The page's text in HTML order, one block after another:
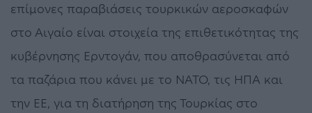
επίμονες παραβιάσεις τουρκικών αεροσκαφών
στο Αιγαίο είναι στοιχεία της επιθετικότητας της
κυβέρνησης Ερντογάν, που αποθρασύνεται από
τα παζάρια που κάνει με το ΝΑΤΟ, τις ΗΠΑ και
την ΕΕ, για τη διατήρηση της Τουρκίας στο